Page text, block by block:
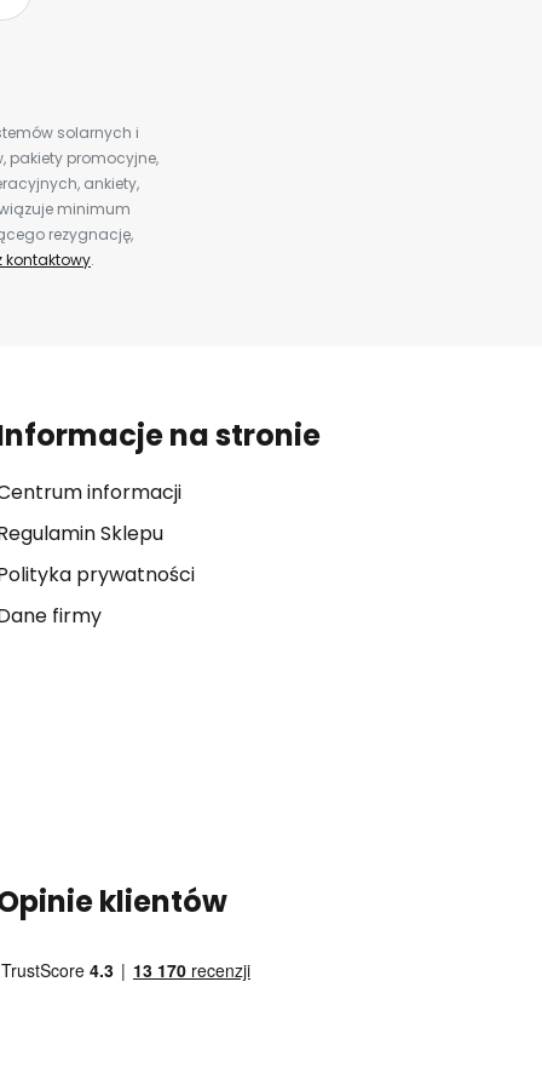
solarnych i
pakiety promocyjne,
ankiety,
minimum
rezygnację,
kontaktowy.
na stronie
informacji
Sklepu
prywatności
firmy
klientów